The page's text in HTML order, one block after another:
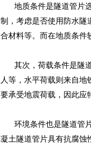
地质条件是隧道管片
制，考虑是否使用防水隧
合材料等。而在地质条件
其次，荷载条件是隧
人等，水平荷载则来自
要承受地震荷载，因此应
环境条件也是隧道管
凝土隧道管片具有抗腐蚀